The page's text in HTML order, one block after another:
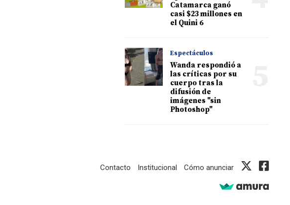
Catamarca ganó
casi $23 millones en
el Quini 6
Espectáculos
Wanda respondió a
las críticas por su
cuerpo tras la
difusión de
imágenes "sin
Photoshop"
Contacto Institucional Cómo anunciar